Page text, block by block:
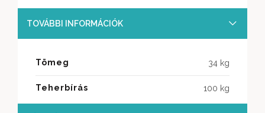
TOVÁBBI INFORMÁCIÓK
Tömeg 34 kg
Teherbírás 100 kg